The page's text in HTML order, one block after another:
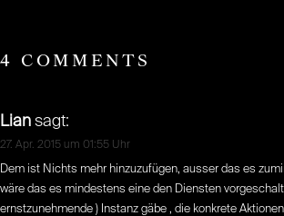
4 COMMENTS
Lian sagt:
27. Apr. 2015 um 01:55 Uhr
Dem ist Nichts mehr hinzuzufügen, ausser das es
wäre das es mindestens eine den Diensten
ernstzunehmende ) Instanz gäbe , die konkrete